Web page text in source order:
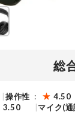
総
操作性 4.50
3.50 マイク(通